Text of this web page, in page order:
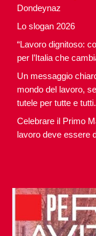
Dondeynaz
Lo slogan 2026
“Lavoro dignitoso:
per l’Italia che
Un messaggio
mondo del lavoro,
tutele per tutte e tutti.
Celebrare il Primo
lavoro deve essere